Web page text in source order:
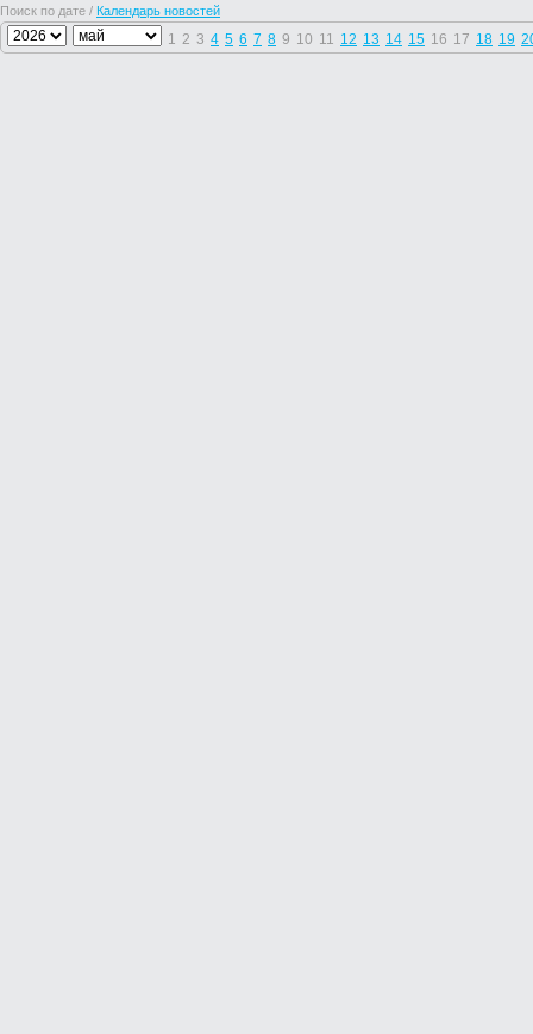
Поиск по дате / Календарь новостей
1 2 3 4 5 6 7 8 9 10 11 12 13 14 15 16 17 18 19